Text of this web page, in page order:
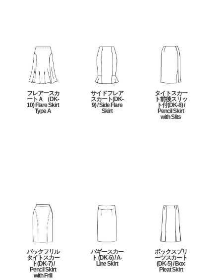
フレアースカ
ートＡ （DK-
10) Flare Skirt
Type A
サイドフレア
スカート(DK-
9) / Side Flare
Skirt
タイトスカー
ト前後スリッ
ト付(DK-8) /
Pencil Skirt
with Slits
バックフリル
タイトスカー
ト(DK-7) /
Pencil Skirt
with Frill
バギースカー
ト (DK-6) / A-
Line Skirt
ボックスプリ
ーツスカート
(DK-5) / Box
Pleat Skirt